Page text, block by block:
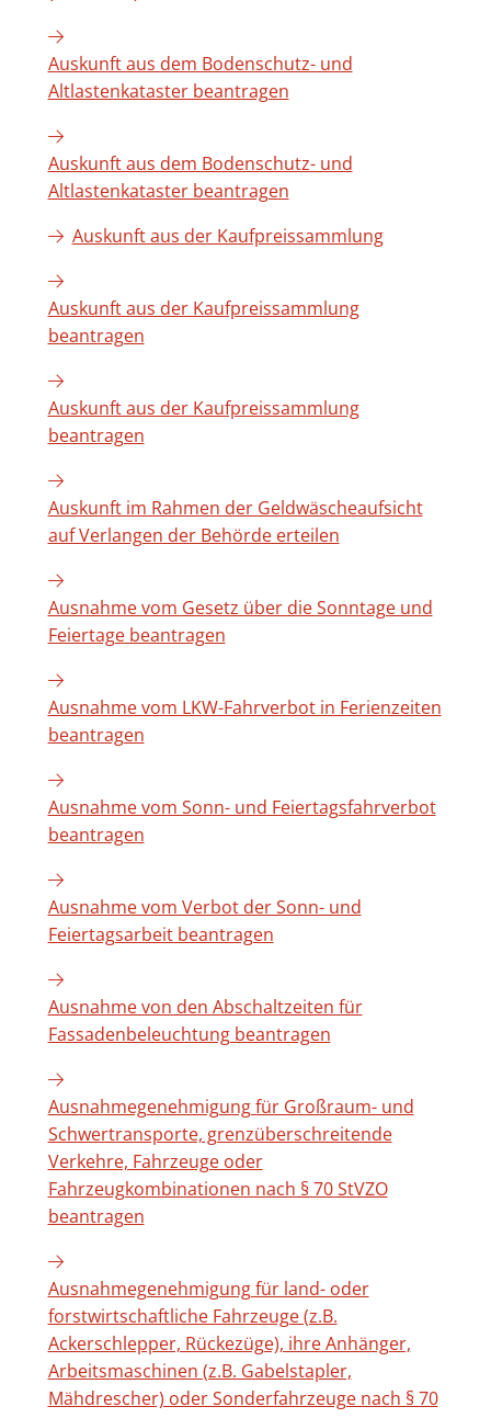
Auskunft aus dem Bodenschutz- und
Altlastenkataster beantragen
Auskunft aus dem Bodenschutz- und
Altlastenkataster beantragen
Auskunft aus der Kaufpreissammlung
Auskunft aus der Kaufpreissammlung
beantragen
Auskunft aus der Kaufpreissammlung
beantragen
Auskunft im Rahmen der Geldwäscheaufsicht
auf Verlangen der Behörde erteilen
Ausnahme vom Gesetz über die Sonntage und
Feiertage beantragen
Ausnahme vom LKW-Fahrverbot in Ferienzeiten
beantragen
Ausnahme vom Sonn- und Feiertagsfahrverbot
beantragen
Ausnahme vom Verbot der Sonn- und
Feiertagsarbeit beantragen
Ausnahme von den Abschaltzeiten für
Fassadenbeleuchtung beantragen
Ausnahmegenehmigung für Großraum- und
Schwertransporte, grenzüberschreitende
Verkehre, Fahrzeuge oder
Fahrzeugkombinationen nach § 70 StVZO
beantragen
Ausnahmegenehmigung für land- oder
forstwirtschaftliche Fahrzeuge (z.B.
Ackerschlepper, Rückezüge), ihre Anhänger,
Arbeitsmaschinen (z.B. Gabelstapler,
Mähdrescher) oder Sonderfahrzeuge nach § 70